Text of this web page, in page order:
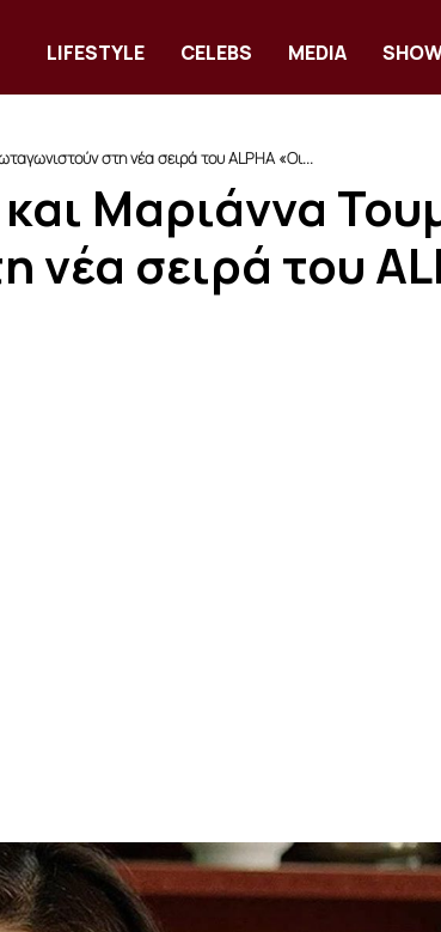
LIFESTYLE CELEBS MEDIA
στη νέα σειρά του ALPHA «Οι...
Μαριάννα
σειρά του